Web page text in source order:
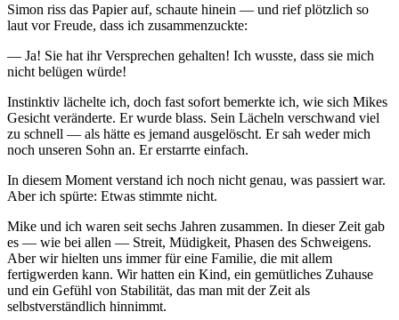
Simon riss das Papier auf, schaute hinein — und rief plötzlich so
laut vor Freude, dass ich zusammenzuckte:
— Ja! Sie hat ihr Versprechen gehalten! Ich wusste, dass sie mich
nicht belügen würde!
Instinktiv lächelte ich, doch fast sofort bemerkte ich, wie sich Mikes
Gesicht veränderte. Er wurde blass. Sein Lächeln verschwand viel
zu schnell — als hätte es jemand ausgelöscht. Er sah weder mich
noch unseren Sohn an. Er erstarrte einfach.
In diesem Moment verstand ich noch nicht genau, was passiert war.
Aber ich spürte: Etwas stimmte nicht.
Mike und ich waren seit sechs Jahren zusammen. In dieser Zeit gab
es — wie bei allen — Streit, Müdigkeit, Phasen des Schweigens.
Aber wir hielten uns immer für eine Familie, die mit allem
fertigwerden kann. Wir hatten ein Kind, ein gemütliches Zuhause
und ein Gefühl von Stabilität, das man mit der Zeit als
selbstverständlich hinnimmt.